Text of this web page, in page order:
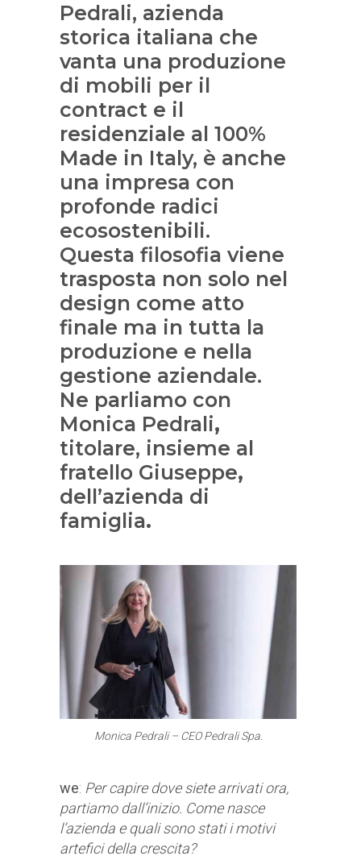
Pedrali, azienda
storica italiana che
vanta una produzione
di mobili per il
contract e il
residenziale al 100%
Made in Italy, è anche
una impresa con
profonde radici
ecosostenibili.
Questa filosofia viene
trasposta non solo nel
design come atto
finale ma in tutta la
produzione e nella
gestione aziendale.
Ne parliamo con
Monica Pedrali,
titolare, insieme al
fratello Giuseppe,
dell’azienda di
famiglia.
Monica Pedrali – CEO Pedrali Spa.
we: Per capire dove siete arrivati ora,
partiamo dall’inizio. Come nasce
l’azienda e quali sono stati i motivi
artefici della crescita?